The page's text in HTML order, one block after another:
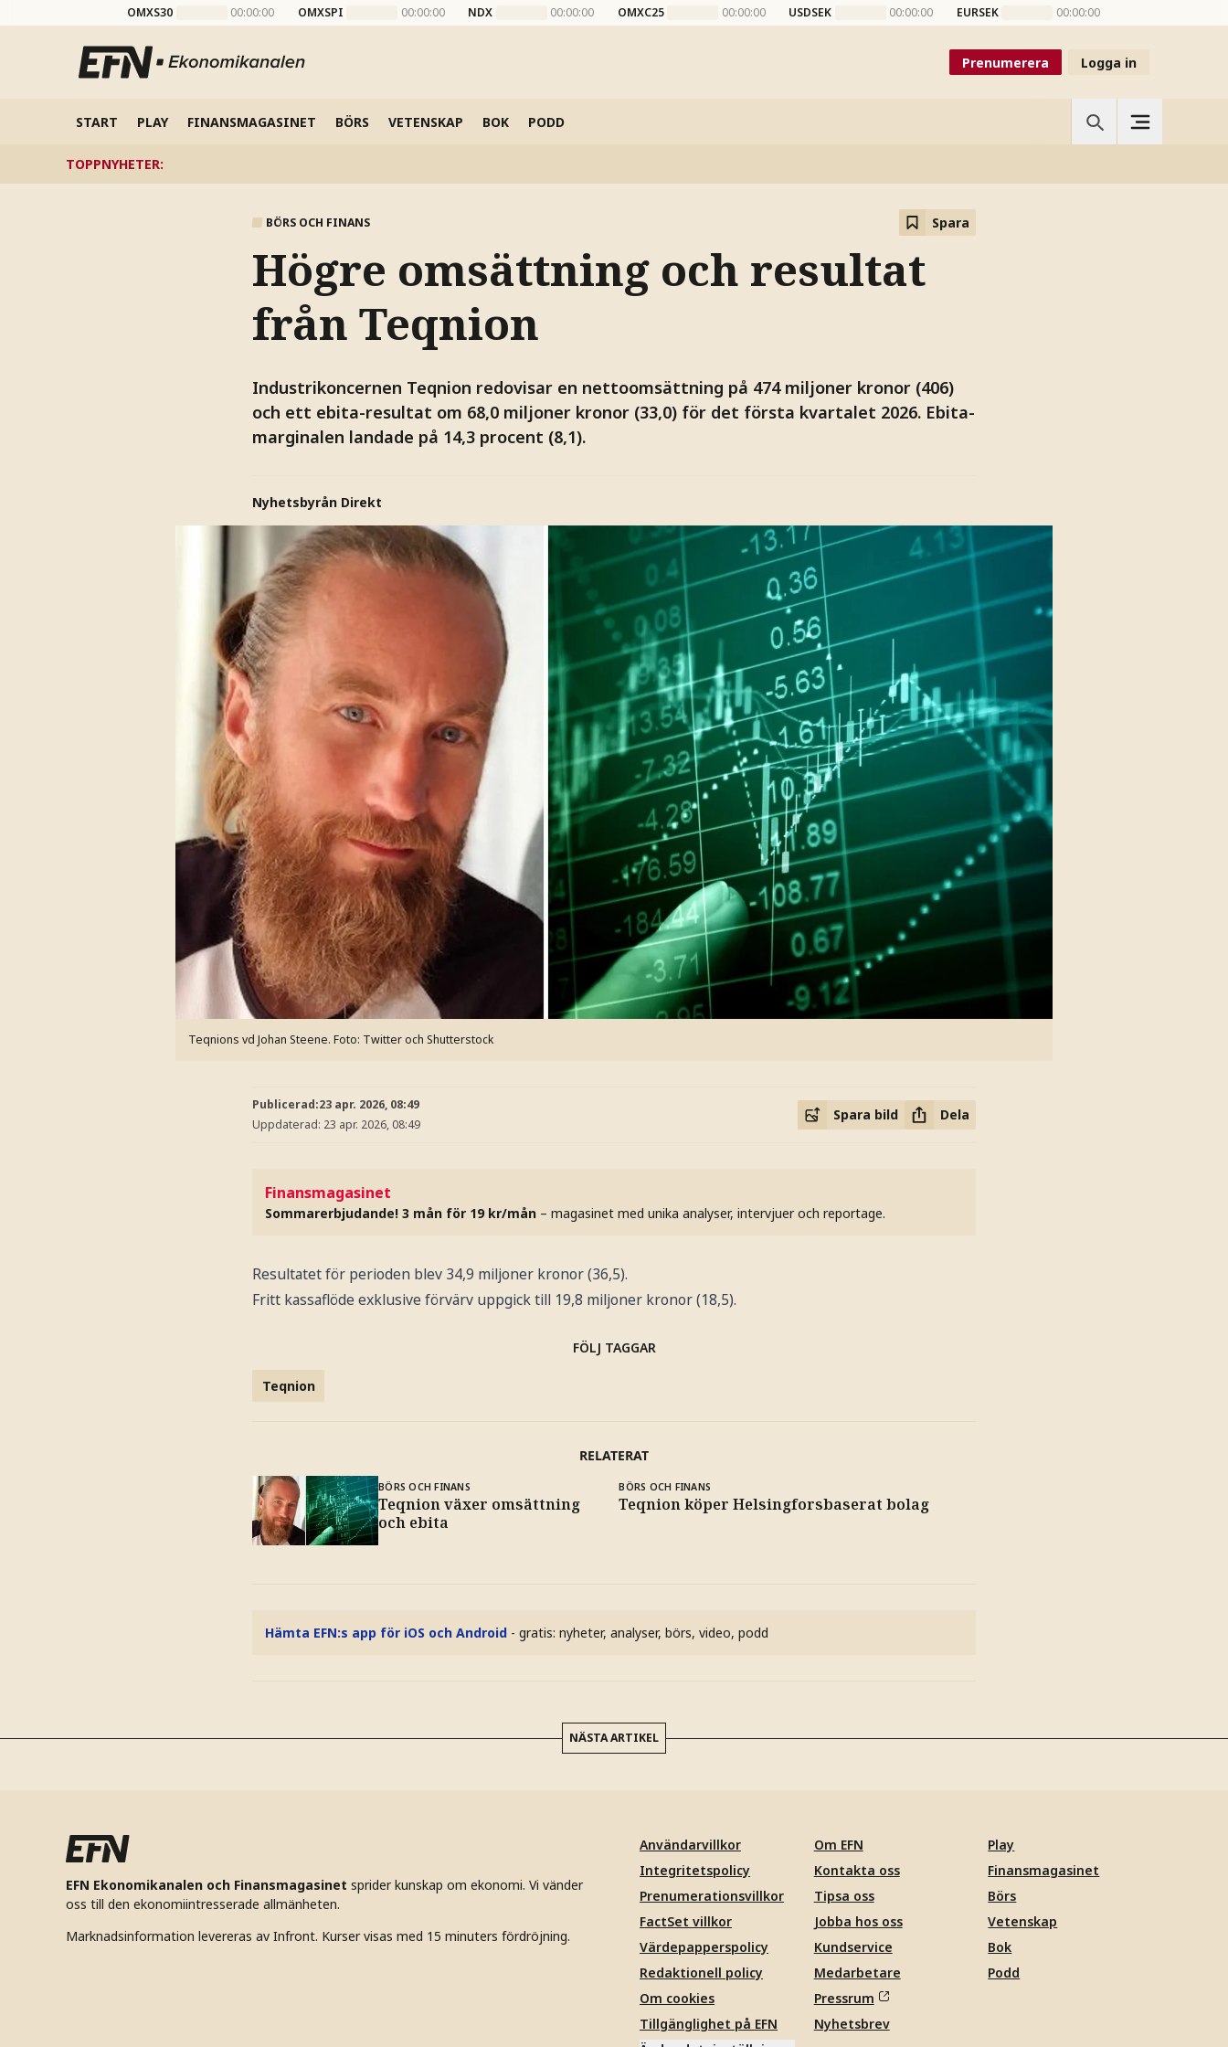
OMXS30 00:00:00 OMXSPI 00:00:00 NDX 00:00:00 OMXC25 00:00:00 USDSEK 00:00:00 EURSEK 00:00:00
Prenumerera Logga in
START PLAY FINANSMAGASINET BÖRS VETENSKAP BOK PODD
TOPPNYHETER:
BÖRS OCH FINANS Spara
Högre omsättning och resultat
från Teqnion
Industrikoncernen Teqnion redovisar en nettoomsättning på 474 miljoner kronor (406)
och ett ebita-resultat om 68,0 miljoner kronor (33,0) för det första kvartalet 2026. Ebita-
marginalen landade på 14,3 procent (8,1).
Nyhetsbyrån Direkt
Teqnions vd Johan Steene. Foto: Twitter och Shutterstock
Publicerad:23 apr. 2026, 08:49
Uppdaterad: 23 apr. 2026, 08:49
Spara bild Dela
Finansmagasinet
Sommarerbjudande! 3 mån för 19 kr/mån – magasinet med unika analyser, intervjuer och reportage.
Resultatet för perioden blev 34,9 miljoner kronor (36,5).
Fritt kassaflöde exklusive förvärv uppgick till 19,8 miljoner kronor (18,5).
FÖLJ TAGGAR
Teqnion
RELATERAT
BÖRS OCH FINANS
Teqnion växer omsättning
och ebita
BÖRS OCH FINANS
Teqnion köper Helsingforsbaserat bolag
Hämta EFN:s app för iOS och Android - gratis: nyheter, analyser, börs, video, podd
NÄSTA ARTIKEL
EFN Ekonomikanalen och Finansmagasinet sprider kunskap om ekonomi. Vi vänder
oss till den ekonomiintresserade allmänheten.
Marknadsinformation levereras av Infront. Kurser visas med 15 minuters fördröjning.
Användarvillkor
Integritetspolicy
Prenumerationsvillkor
FactSet villkor
Värdepapperspolicy
Redaktionell policy
Om cookies
Tillgänglighet på EFN
Om EFN
Kontakta oss
Tipsa oss
Jobba hos oss
Kundservice
Medarbetare
Pressrum
Nyhetsbrev
Play
Finansmagasinet
Börs
Vetenskap
Bok
Podd